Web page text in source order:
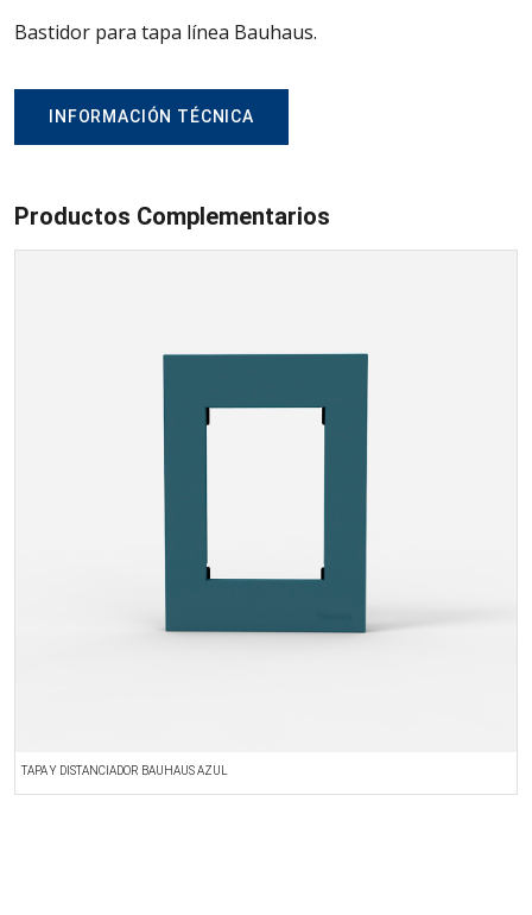
Bastidor para tapa línea Bauhaus.
INFORMACIÓN TÉCNICA
Productos Complementarios
TAPA Y DISTANCIADOR BAUHAUS AZUL